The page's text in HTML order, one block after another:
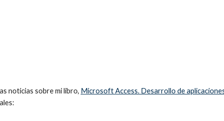
noticias sobre mi libro, Microsoft Access. Desarrollo de